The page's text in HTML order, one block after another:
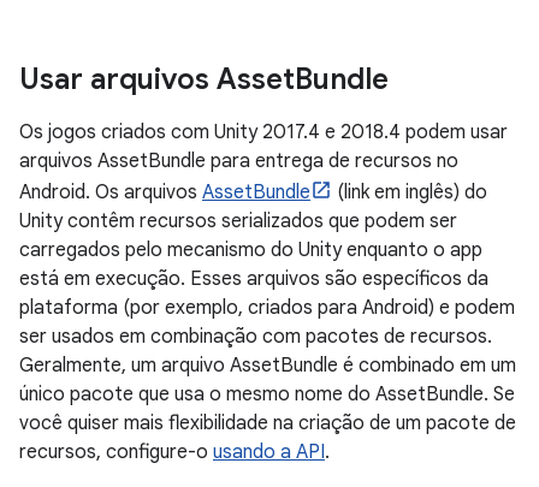
Usar arquivos AssetBundle
Os jogos criados com Unity 2017.4 e 2018.4 podem usar
arquivos AssetBundle para entrega de recursos no
Android. Os arquivos AssetBundle
(link em inglês) do
Unity contêm recursos serializados que podem ser
carregados pelo mecanismo do Unity enquanto o app
está em execução. Esses arquivos são específicos da
plataforma (por exemplo, criados para Android) e podem
ser usados em combinação com pacotes de recursos.
Geralmente, um arquivo AssetBundle é combinado em um
único pacote que usa o mesmo nome do AssetBundle. Se
você quiser mais flexibilidade na criação de um pacote de
recursos, configure-o usando a API.